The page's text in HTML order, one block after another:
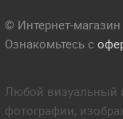
© Интернет-
Ознакомьтесь с
Любой визуальный
фотографии,